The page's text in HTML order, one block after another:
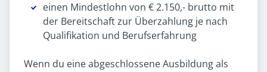
einen Mindestlohn von € 2.150,- brutto mit
der Bereitschaft zur Überzahlung je nach
Qualifikation und Berufserfahrung
Wenn du eine abgeschlossene Ausbildung als